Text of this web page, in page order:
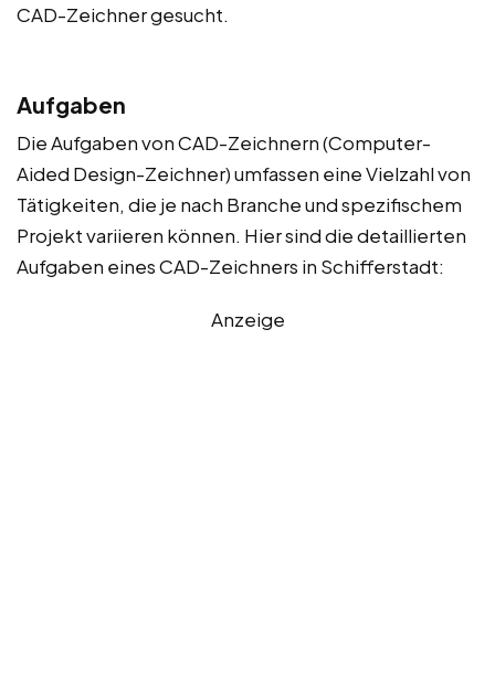
CAD-Zeichner gesucht.
Aufgaben
Die Aufgaben von CAD-Zeichnern (Computer-
Aided Design-Zeichner) umfassen eine Vielzahl von
Tätigkeiten, die je nach Branche und spezifischem
Projekt variieren können. Hier sind die detaillierten
Aufgaben eines CAD-Zeichners in Schifferstadt:
Anzeige